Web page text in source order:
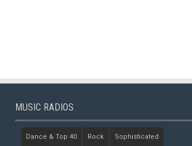
MUSIC RADIOS
Dance & Top 40 Rock Sophisticated